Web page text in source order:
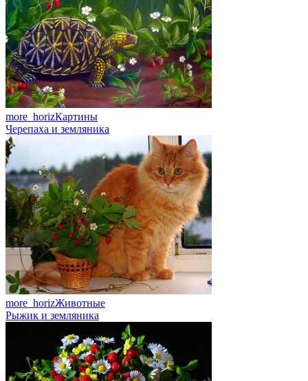
more_horizКартины
Черепаха и земляника
more_horizЖивотные
Рыжик и земляника